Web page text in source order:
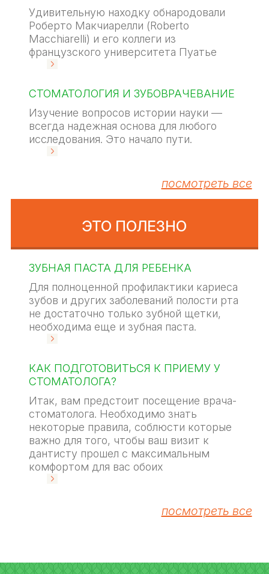
Удивительную находку обнародовали
Роберто Макчиарелли (Roberto
Macchiarelli) и его коллеги из
французского университета Пуатье
СТОМАТОЛОГИЯ И ЗУБОВРАЧЕВАНИЕ
Изучение вопросов истории науки —
всегда надежная основа для любого
исследования. Это начало пути.
посмотреть все
ЭТО ПОЛЕЗНО
ЗУБНАЯ ПАСТА ДЛЯ РЕБЕНКА
Для полноценной профилактики кариеса
зубов и других заболеваний полости рта
не достаточно только зубной щетки,
необходима еще и зубная паста.
КАК ПОДГОТОВИТЬСЯ К ПРИЕМУ У
СТОМАТОЛОГА?
Итак, вам предстоит посещение врача-
стоматолога. Необходимо знать
некоторые правила, соблюсти которые
важно для того, чтобы ваш визит к
дантисту прошел с максимальным
комфортом для вас обоих
посмотреть все